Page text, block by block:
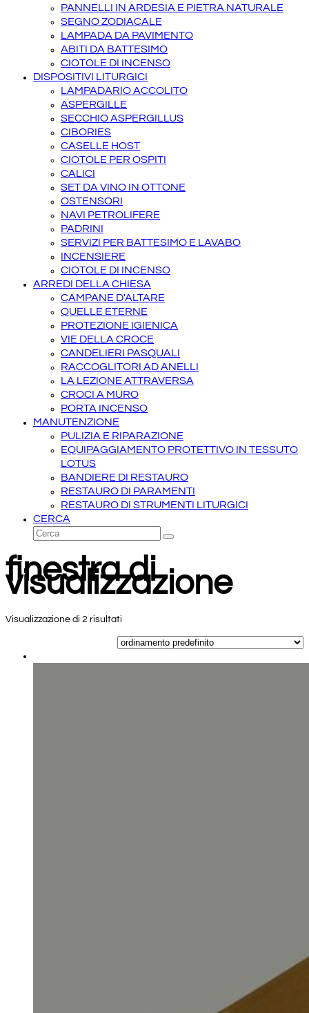
PANNELLI IN ARDESIA E PIETRA NATURALE
SEGNO ZODIACALE
LAMPADA DA PAVIMENTO
ABITI DA BATTESIMO
CIOTOLE DI INCENSO
DISPOSITIVI LITURGICI
LAMPADARIO ACCOLITO
ASPERGILLE
SECCHIO ASPERGILLUS
CIBORIES
CASELLE HOST
CIOTOLE PER OSPITI
CALICI
SET DA VINO IN OTTONE
OSTENSORI
NAVI PETROLIFERE
PADRINI
SERVIZI PER BATTESIMO E LAVABO
INCENSIERE
CIOTOLE DI INCENSO
ARREDI DELLA CHIESA
CAMPANE D'ALTARE
QUELLE ETERNE
PROTEZIONE IGIENICA
VIE DELLA CROCE
CANDELIERI PASQUALI
RACCOGLITORI AD ANELLI
LA LEZIONE ATTRAVERSA
CROCI A MURO
PORTA INCENSO
MANUTENZIONE
PULIZIA E RIPARAZIONE
EQUIPAGGIAMENTO PROTETTIVO IN TESSUTO
LOTUS
BANDIERE DI RESTAURO
RESTAURO DI PARAMENTI
RESTAURO DI STRUMENTI LITURGICI
CERCA
Cerca
Invia
finestra di
visualizzazione
Visualizzazione di 2 risultati